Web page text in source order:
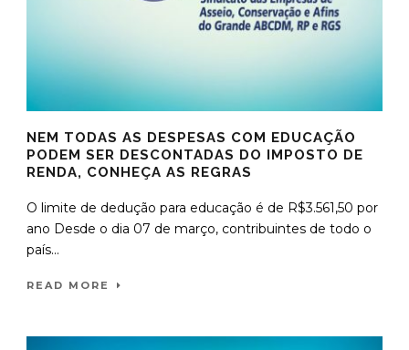
NEM TODAS AS DESPESAS COM EDUCAÇÃO
PODEM SER DESCONTADAS DO IMPOSTO DE
RENDA, CONHEÇA AS REGRAS
O limite de dedução para educação é de R$3.561,50 por
ano Desde o dia 07 de março, contribuintes de todo o
país...
READ MORE